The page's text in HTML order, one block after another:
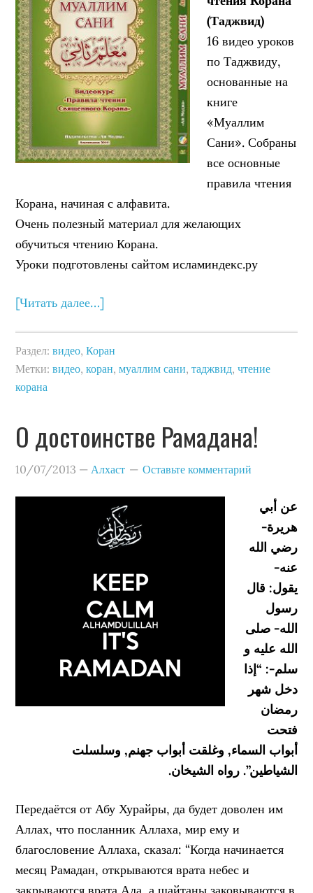
(Таджвид)
16 видео уроков
по Таджвиду,
основанные на
книге
«Муаллим
Сани». Собраны
все основные
правила чтения
Корана, начиная с алфавита.
Очень полезный материал для желающих
обучиться чтению Корана.
Уроки подготовлены сайтом исламиндекс.ру
[Читать далее…]
Раздел:видео,Коран
Метки:видео,коран,муаллим сани,таджвид,чтение
корана
О достоинстве Рамадана!
10/07/2013 —Алхаст Оставьте комментарий
عن أبي
هريرة-
رضي الله
عنه-
يقول: قال
رسول
الله- صلى
الله عليه و
سلم-: “إذا
دخل شهر
رمضان
فتحت
أبواب السماء, وغلقت أبواب جهنم, وسلسلت
الشياطين”. رواه الشيخان.
Передаётся от Абу Хурайры, да будет доволен им
Аллах, что посланник Аллаха, мир ему и
благословение Аллаха, сказал: “Когда начинается
месяц Рамадан, открываются врата небес и